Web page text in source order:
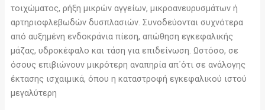
τοιχώματος, ρήξη μικρών αγγείων, μικροανευρυσμάτων ή
αρτηριοφλεβωδών δυσπλασιών. Συνοδεύονται συχνότερα
από αυξημένη ενδοκράνια πίεση, απώθηση εγκεφαλικής
μάζας, υδροκέφαλο και τάση για επιδείνωση. Ωστόσο, σε
όσους επιβιώνουν μικρότερη αναπηρία απ΄ότι σε ανάλογης
έκτασης ισχαιμικά, όπου η καταστροφή εγκεφαλικού ιστού
μεγαλύτερη